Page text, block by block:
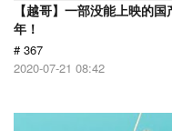
【越哥】一部没能上映的
年！
# 367
2020-07-21 08:42